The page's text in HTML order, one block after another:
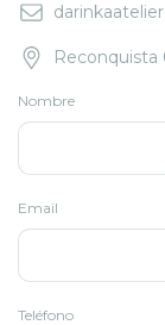
Reconquista
Nombre
Email
Teléfono